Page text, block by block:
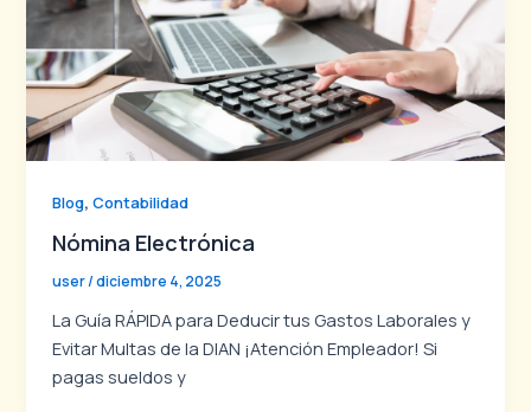
Blog,Contabilidad
Nómina Electrónica
user/diciembre 4, 2025
La Guía RÁPIDA para Deducir tus Gastos Laborales y
Evitar Multas de la DIAN ¡Atención Empleador! Si
pagas sueldos y